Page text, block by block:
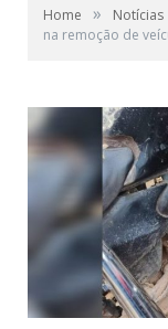
Home » Notícias
na remoção de